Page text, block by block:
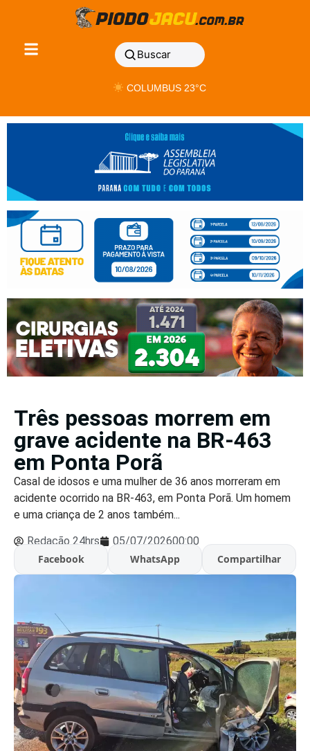
Buscar
COLUMBUS 23°C
Três pessoas morrem em
grave acidente na BR-463
em Ponta Porã
Casal de idosos e uma mulher de 36 anos morreram em
acidente ocorrido na BR-463, em Ponta Porã. Um homem
e uma criança de 2 anos também...
Redação 24hrs 05/07/202600:00
Facebook
WhatsApp Compartilhar